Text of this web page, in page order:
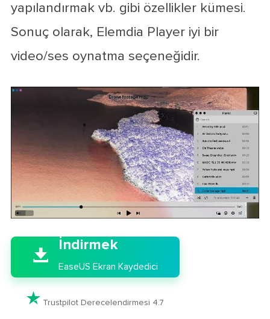
yapılandırmak vb. gibi özellikler kümesi.
Sonuç olarak, Elemdia Player iyi bir
video/ses oynatma seçeneğidir.


İndirmek
EaseUS Ekran Kaydedici
 Trustpilot Derecelendirmesi 4.7